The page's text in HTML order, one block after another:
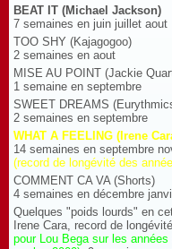
BEAT IT (Michael Jackson)
7 semaines en juin juillet aout
TOO SHY (Kajagogoo)
2 semaines en aout
MISE AU POINT (Jackie
1 semaine en septembre
SWEET DREAMS
2 semaines en septembre
WHAT A FEELING (Irene
14 semaines en septembre
(record de longévité des
COMMENT CA VA (Shorts)
4 semaines en décembre
Quelques "poids lourds" en
Irene Cara, record de
pour Lou Bega sur les